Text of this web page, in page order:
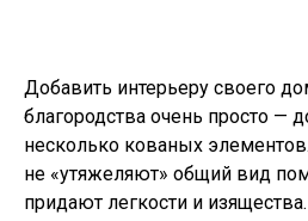
Добавить интерьеру своего
благородства очень просто —
несколько кованых
не «утяжеляют» общий вид
придают легкости и изящества.